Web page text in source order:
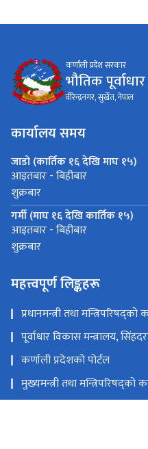
कर्णाली प्रदेश सरकार
भौतिक
वीरेन्द्रनगर, सुर्खेत, नेपाल
कार्यालय समय
जाडो (कार्तिक १६ देखि माघ १५)
आइतबार - बिहीबार
शुक्रबार
गर्मी (माघ १६ देखि कार्तिक १५)
आइतबार - बिहीबार
शुक्रबार
महत्त्वपूर्ण लिङ्कहरू
प्रधानमन्त्री तथा
पूर्वाधार विकास मन्त्रालय,
कर्णाली प्रदेशको पोर्टल
मुख्यमन्त्री तथा मन्त्रिपरिषद्को